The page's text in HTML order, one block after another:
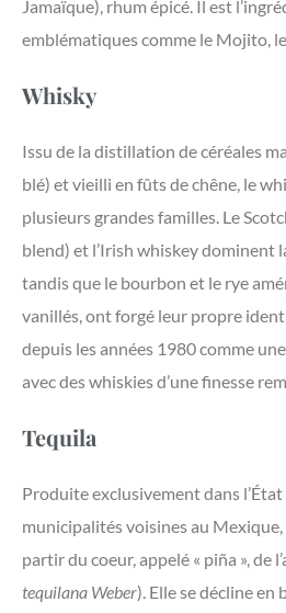
Jamaïque), rhum épicé. Il est
emblématiques comme le Mojito,
Whisky
Issu de la distillation de céréales
blé) et vieilli en fûts de chêne, le
plusieurs grandes familles. Le
blend) et l’Irish whiskey dominent
tandis que le bourbon et le rye
vanillés, ont forgé leur propre
depuis les années 1980 comme
avec des whiskies d’une finesse
Tequila
Produite exclusivement dans
municipalités voisines au Mexique,
partir du coeur, appelé « piña », de
tequilana Weber). Elle se décline en